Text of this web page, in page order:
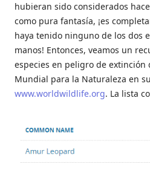
hubieran sido considerados
como pura fantasía, ¡es
haya tenido ninguno de los dos
manos! Entonces, veamos un
especies en peligro de extinción
Mundial para la Naturaleza en
www.worldwildlife.org. La lista